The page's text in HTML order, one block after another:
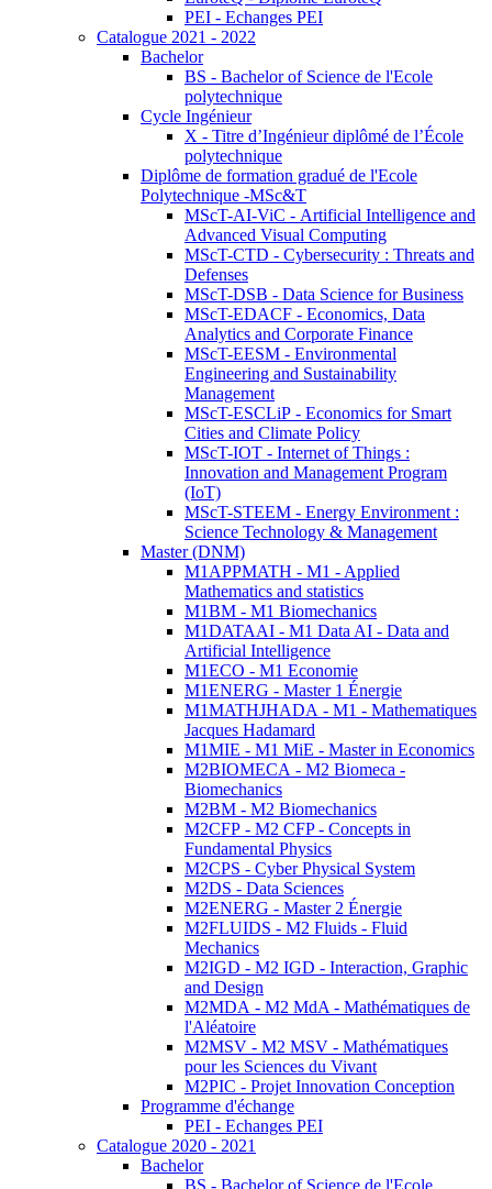
PEI - Echanges PEI
Catalogue 2021 - 2022
Bachelor
BS - Bachelor of Science de l'Ecole
polytechnique
Cycle Ingénieur
X - Titre d’Ingénieur diplômé de l’École
polytechnique
Diplôme de formation gradué de l'Ecole
Polytechnique -MSc&T
MScT-AI-ViC - Artificial Intelligence and
Advanced Visual Computing
MScT-CTD - Cybersecurity : Threats and
Defenses
MScT-DSB - Data Science for Business
MScT-EDACF - Economics, Data
Analytics and Corporate Finance
MScT-EESM - Environmental
Engineering and Sustainability
Management
MScT-ESCLiP - Economics for Smart
Cities and Climate Policy
MScT-IOT - Internet of Things :
Innovation and Management Program
(IoT)
MScT-STEEM - Energy Environment :
Science Technology & Management
Master (DNM)
M1APPMATH - M1 - Applied
Mathematics and statistics
M1BM - M1 Biomechanics
M1DATAAI - M1 Data AI - Data and
Artificial Intelligence
M1ECO - M1 Economie
M1ENERG - Master 1 Énergie
M1MATHJHADA - M1 - Mathematiques
Jacques Hadamard
M1MIE - M1 MiE - Master in Economics
M2BIOMECA - M2 Biomeca -
Biomechanics
M2BM - M2 Biomechanics
M2CFP - M2 CFP - Concepts in
Fundamental Physics
M2CPS - Cyber Physical System
M2DS - Data Sciences
M2ENERG - Master 2 Énergie
M2FLUIDS - M2 Fluids - Fluid
Mechanics
M2IGD - M2 IGD - Interaction, Graphic
and Design
M2MDA - M2 MdA - Mathématiques de
l'Aléatoire
M2MSV - M2 MSV - Mathématiques
pour les Sciences du Vivant
M2PIC - Projet Innovation Conception
Programme d'échange
PEI - Echanges PEI
Catalogue 2020 - 2021
Bachelor
BS - Bachelor of Science de l'Ecole